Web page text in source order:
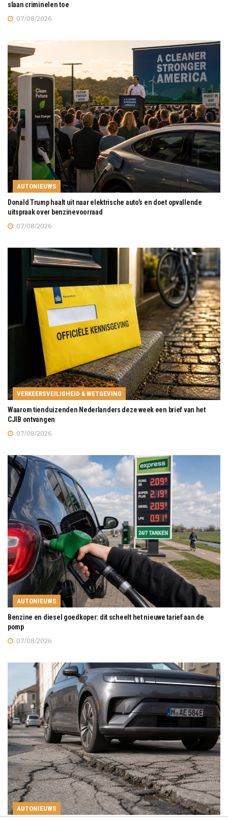
slaan criminelen toe
07/08/2026
AUTONIEUWS
Donald Trump haalt uit naar elektrische auto’s en doet opvallende
uitspraak over benzinevoorraad
07/08/2026
VERKEERSVEILIGHEID & WETGEVING
Waarom tienduizenden Nederlanders deze week een brief van het
CJIB ontvangen
07/08/2026
AUTONIEUWS
Benzine en diesel goedkoper: dit scheelt het nieuwe tarief aan de
pomp
07/08/2026
AUTONIEUWS